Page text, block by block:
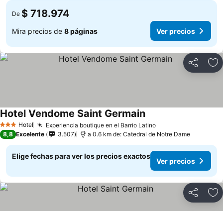
De $ 718.974
Mira precios de 8 páginas Ver precios
Compartir
3 Estrellas
Hotel Experiencia boutique en el Barrio LatinoVer precios
Hotel Vendome Saint GermainVer precios
8,8 Excelente 3.507 a 0.6 km de: Catedral de Notre Dame
Elige fechas para ver los precios exactos
Ver precios
Compartir